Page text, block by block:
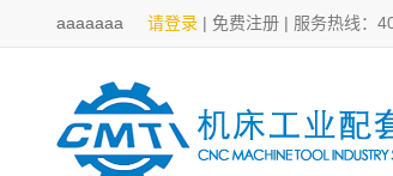
aaaaaaa 请登录 | 免费注册 | 服务热线：